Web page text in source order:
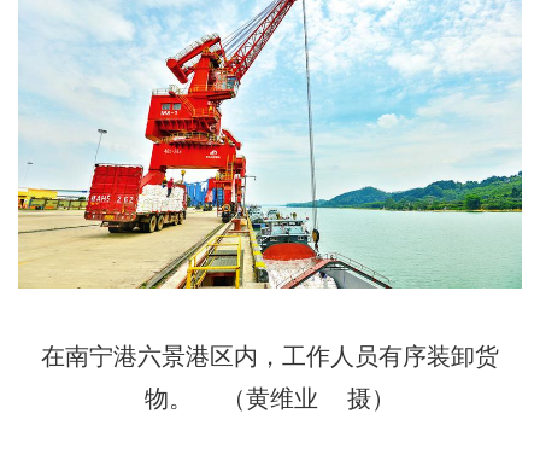
在南宁港六景港区内，工作人员有序装卸货
物。 （黄维业 摄）